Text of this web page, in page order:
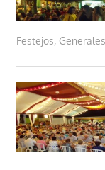
Festejos, Generales